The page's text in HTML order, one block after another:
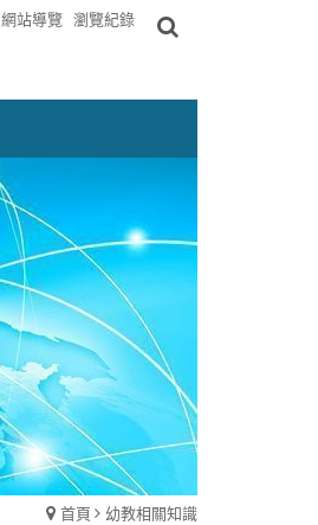
網站導覽 瀏覽紀錄
首頁 幼教相關知識